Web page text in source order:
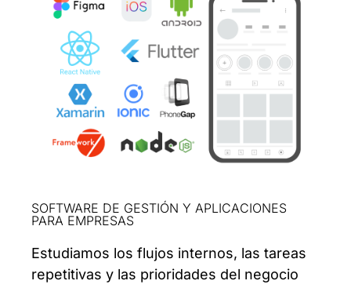
SOFTWARE DE GESTIÓN Y APLICACIONES
PARA EMPRESAS
Estudiamos los flujos internos, las tareas
repetitivas y las prioridades del negocio